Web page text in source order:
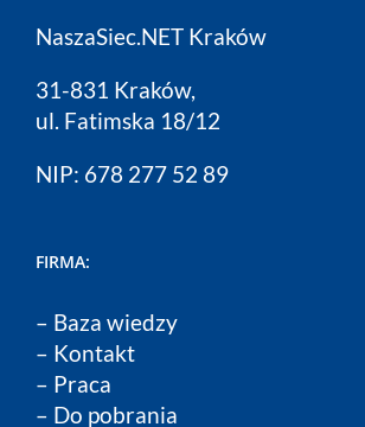
NaszaSiec.NET Kraków
31-831 Kraków,
ul. Fatimska 18/12
NIP: 678 277 52 89
FIRMA:
– Baza wiedzy
– Kontakt
– Praca
– Do pobrania